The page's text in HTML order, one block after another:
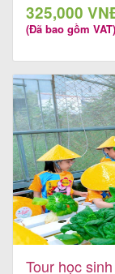
325,000
(Đã bao gồm VAT)
Tour học